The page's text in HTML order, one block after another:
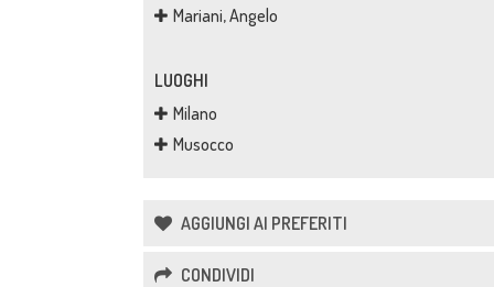
Mariani, Angelo
LUOGHI
Milano
Musocco
AGGIUNGI AI PREFERITI
CONDIVIDI